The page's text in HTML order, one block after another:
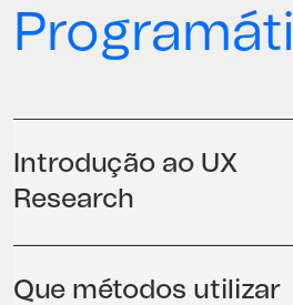
Introdução ao UX
Research
Que métodos utilizar